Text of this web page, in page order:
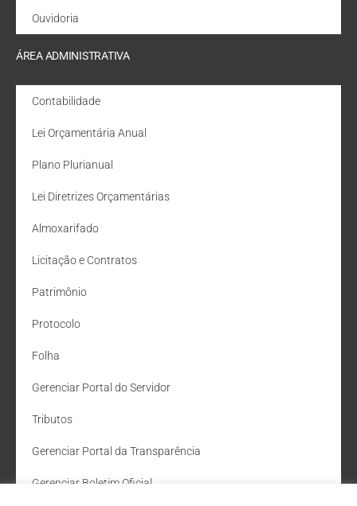
Ouvidoria
ÁREA ADMINISTRATIVA
Contabilidade
Lei Orçamentária Anual
Plano Plurianual
Lei Diretrizes Orçamentárias
Almoxarifado
Licitação e Contratos
Patrimônio
Protocolo
Folha
Gerenciar Portal do Servidor
Tributos
Gerenciar Portal da Transparência
Gerenciar Boletim Oficial